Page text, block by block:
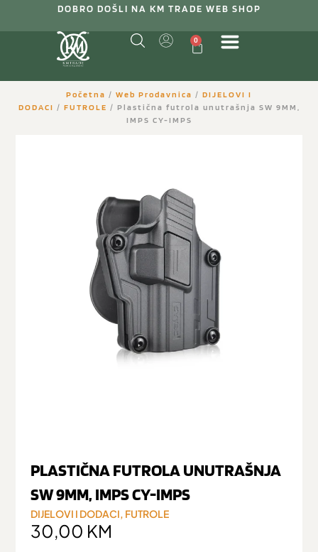
DOBRO DOŠLI NA KM TRADE WEB SHOP
0
Početna / Web Prodavnica / DIJELOVI I
DODACI / FUTROLE / Plastična futrola unutrašnja SW 9MM,
IMPS CY-IMPS
PLASTIČNA FUTROLA UNUTRAŠNJA
SW 9MM, IMPS CY-IMPS
DIJELOVI I DODACI, FUTROLE
30,00 KM